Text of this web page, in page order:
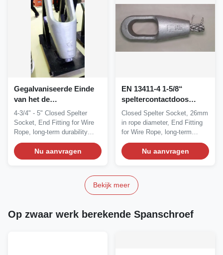
Gegalvaniseerde Einde
van het de
Kabelbeëindigen van de
Staal 4-3/4 het“ Draad,
Gesloten Spelter-
Contactdoos
4-3/4" - 5" Closed Spelter
Socket, End Fitting for Wire
Rope, long-term durability
Wire...
Nu aanvragen
EN 13411-4 1-5/8“
speltercontactdoos
26mm de Montage van
de Kabeldraad
Closed Spelter Socket, 26mm
in rope diameter, End Fitting
for Wire Rope, long-term
durability...
Nu aanvragen
Bekijk meer
Op zwaar werk berekende Spanschroef